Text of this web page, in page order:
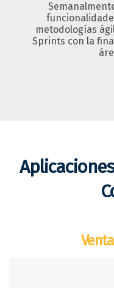
metodologías
Sprints con la